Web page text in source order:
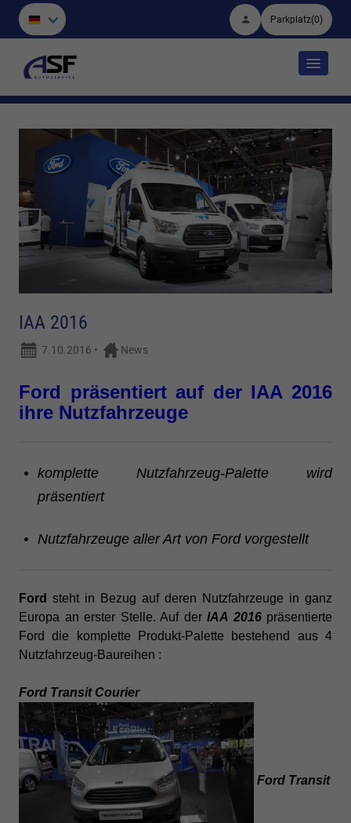
Parkplatz(0)
IAA 2016
7.10.2016 • News
Ford präsentiert auf der IAA 2016
ihre Nutzfahrzeuge
komplette Nutzfahrzeug-Palette wird
präsentiert
Nutzfahrzeuge aller Art von Ford vorgestellt
Ford steht in Bezug auf deren Nutzfahrzeuge in ganz
Europa an erster Stelle. Auf der IAA 2016präsentierte
Ford die komplette Produkt-Palette bestehend aus 4
Nutzfahrzeug-Baureihen :
Ford Transit Courier
Ford Transit